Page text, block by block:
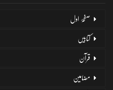
صفحۂ اول
کتابیں
قرآن
مضامین